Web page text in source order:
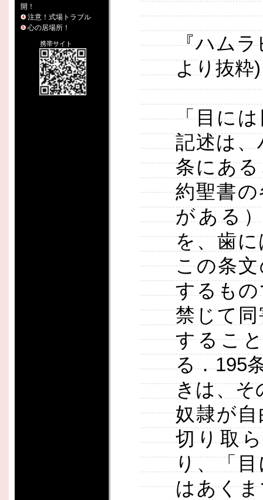
開！
注意！式場トラブル
心の居場所！
携帯サイト
『ハムラ
より抜粋)
「目に
記述は、
条にあ
約聖書
がある
を、歯
この条
するも
禁じて
するこ
る．195
きは、そ
奴隷が
切り取
り、「
はあく